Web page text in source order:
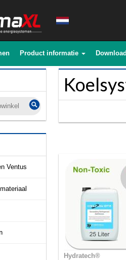
Product informatie
Ventus
Hydratech®